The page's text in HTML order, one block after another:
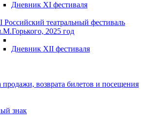
Дневник XI фестиваля
Российский театральный фестиваль
2025 год
Дневник XII фестиваля
возврата билетов и посещения
знак